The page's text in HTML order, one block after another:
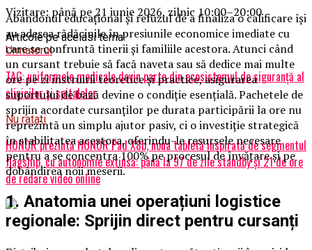
Vizitare: până pe 21 iunie 2026, zilnic 10:00–20:00
Articole pe aceiasi tema:
Urmatorul
TAG: uniformele medicale devin parte din ecosistemul de siguranță al
clinicilor și spitalelor
Nu ratati
HONOR prezintă HONOR Pad X8b, noua tabletă inspirată de segmentul
flagship, cu autonomie extinsă: până la 97 de zile standby și 21 de ore
de redare video online
Abandonul educațional și refuzul de a finaliza o calificare își
au adesea rădăcinile în presiunile economice imediate cu
care se confruntă tinerii și familiile acestora. Atunci când
un cursant trebuie să facă naveta sau să dedice mai multe
ore pe zi instruirii teoretice și practice, asigurarea
suportului de bază devine o condiție esențială. Pachetele de
sprijin acordate cursanților pe durata participării la ore nu
reprezintă un simplu ajutor pasiv, ci o investiție strategică
în stabilitatea acestora, oferindu-le resursele necesare
pentru a se concentra 100% pe procesul de învățare și pe
dobândirea noii meserii.
1. Anatomia unei operațiuni logistice
regionale: Sprijin direct pentru cursanți